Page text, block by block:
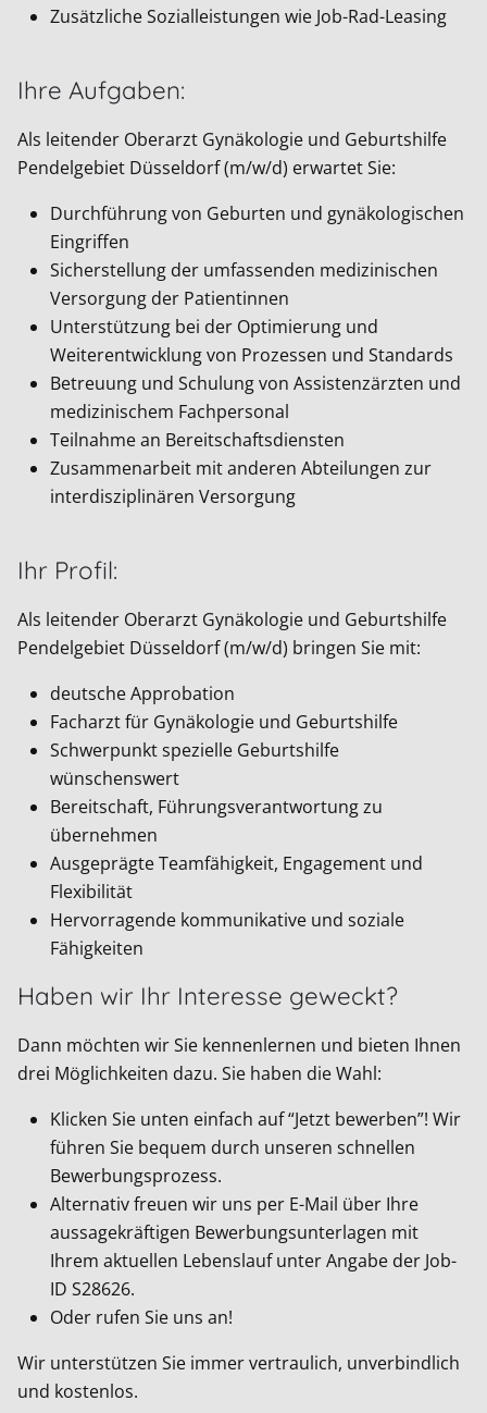
Zusätzliche Sozialleistungen wie Job-Rad-Leasing
Ihre Aufgaben:
Als leitender Oberarzt Gynäkologie und Geburtshilfe
Pendelgebiet Düsseldorf (m/w/d) erwartet Sie:
Durchführung von Geburten und gynäkologischen
Eingriffen
Sicherstellung der umfassenden medizinischen
Versorgung der Patientinnen
Unterstützung bei der Optimierung und
Weiterentwicklung von Prozessen und Standards
Betreuung und Schulung von Assistenzärzten und
medizinischem Fachpersonal
Teilnahme an Bereitschaftsdiensten
Zusammenarbeit mit anderen Abteilungen zur
interdisziplinären Versorgung
Ihr Profil:
Als leitender Oberarzt Gynäkologie und Geburtshilfe
Pendelgebiet Düsseldorf (m/w/d) bringen Sie mit:
deutsche Approbation
Facharzt für Gynäkologie und Geburtshilfe
Schwerpunkt spezielle Geburtshilfe
wünschenswert
Bereitschaft, Führungsverantwortung zu
übernehmen
Ausgeprägte Teamfähigkeit, Engagement und
Flexibilität
Hervorragende kommunikative und soziale
Fähigkeiten
Haben wir Ihr Interesse geweckt?
Dann möchten wir Sie kennenlernen und bieten Ihnen
drei Möglichkeiten dazu. Sie haben die Wahl:
Klicken Sie unten einfach auf “Jetzt bewerben”! Wir
führen Sie bequem durch unseren schnellen
Bewerbungsprozess.
Alternativ freuen wir uns per E-Mail über Ihre
aussagekräftigen Bewerbungsunterlagen mit
Ihrem aktuellen Lebenslauf unter Angabe der Job-
ID S28626.
Oder rufen Sie uns an!
Wir unterstützen Sie immer vertraulich, unverbindlich
und kostenlos.